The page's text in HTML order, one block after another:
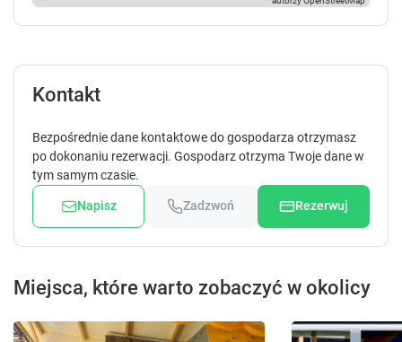
Kontakt
Bezpośrednie dane kontaktowe do gospodarza otrzymasz
po dokonaniu rezerwacji. Gospodarz otrzyma Twoje dane w
tym samym czasie.
Napisz Zadzwoń Rezerwuj
Miejsca, które warto zobaczyć w okolicy